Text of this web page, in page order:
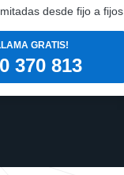
desde fijo a fijos
GRATIS!
370 813